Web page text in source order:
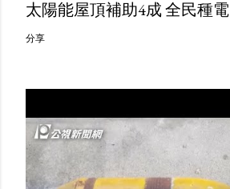
太陽能屋頂補助4成 全民種電
分享